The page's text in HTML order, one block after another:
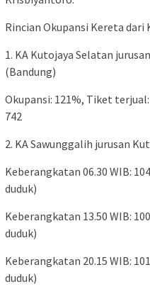
Rincian Okupansi Kereta dari
1. KA Kutojaya Selatan
(Bandung)
Okupansi: 121%, Tiket
742
2. KA Sawunggalih jurusan
Keberangkatan 06.30 WIB:
duduk)
Keberangkatan 13.50 WIB:
duduk)
Keberangkatan 20.15 WIB:
duduk)